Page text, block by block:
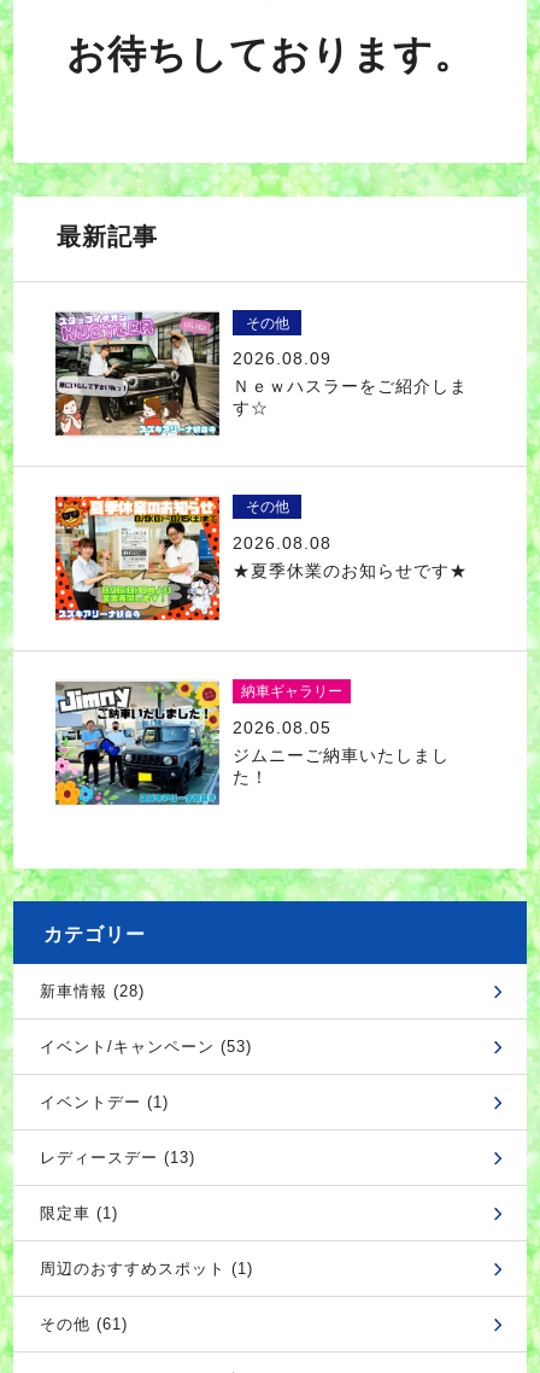
お待ちしており ます。
最新記事
その他
2026.08.09
Ｎｅｗハスラーをご紹介しま
す☆
その他
2026.08.08
★夏季休業のお知らせです★
納車ギャラリー
2026.08.05
ジムニーご納車いたしまし
た！
カテゴリー
新車情報 (28)
イベント/キャンペーン (53)
イベントデー (1)
レディースデー (13)
限定車 (1)
周辺のおすすめスポット (1)
その他 (61)